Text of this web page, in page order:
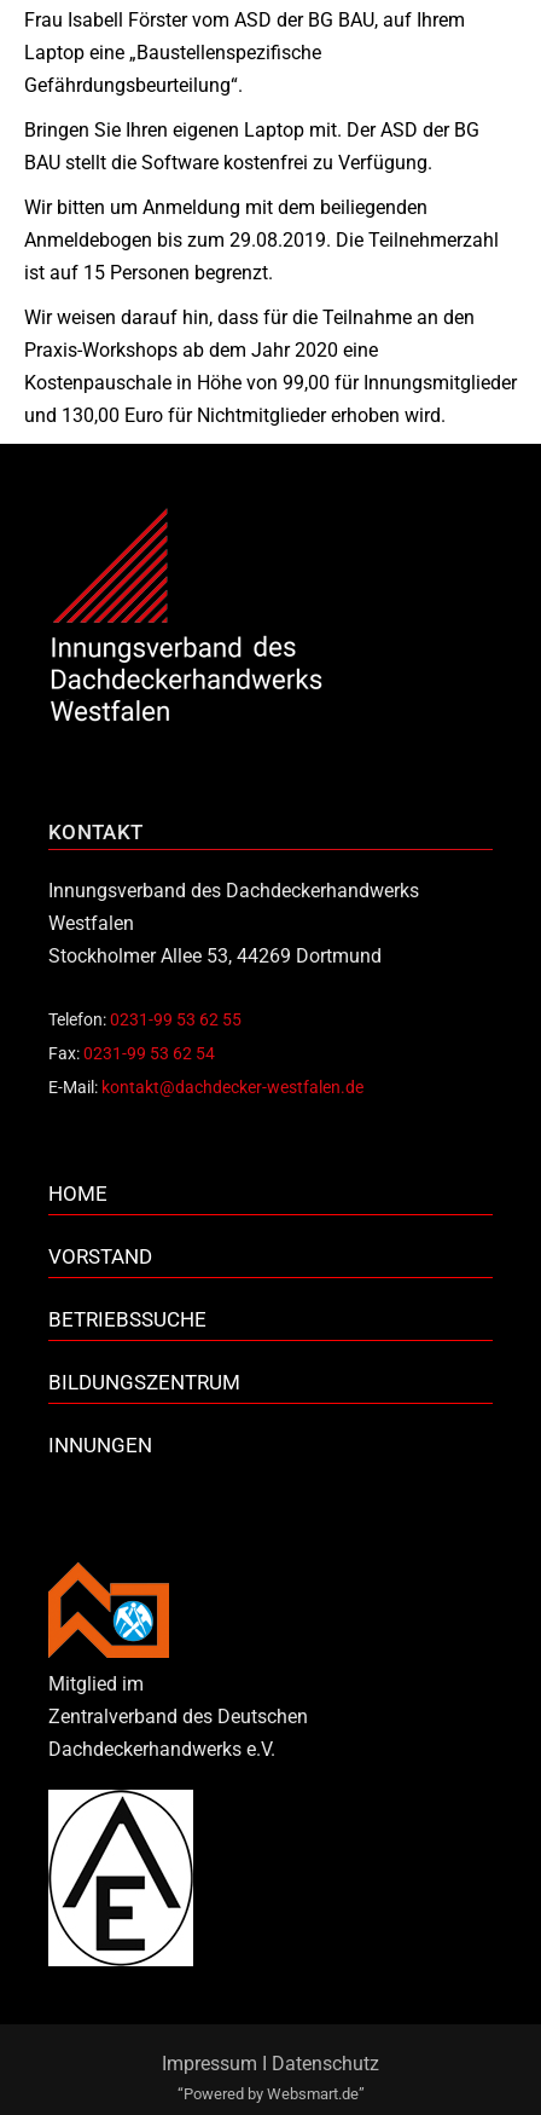
Frau Isabell Förster vom ASD der BG BAU, auf Ihrem
Laptop eine „Baustellenspezifische
Gefährdungsbeurteilung“.
Bringen Sie Ihren eigenen Laptop mit. Der ASD der BG
BAU stellt die Software kostenfrei zu Verfügung.
Wir bitten um Anmeldung mit dem beiliegenden
Anmeldebogen bis zum 29.08.2019. Die Teilnehmerzahl
ist auf 15 Personen begrenzt.
Wir weisen darauf hin, dass für die Teilnahme an den
Praxis-Workshops ab dem Jahr 2020 eine
Kostenpauschale in Höhe von 99,00 für Innungsmitglieder
und 130,00 Euro für Nichtmitglieder erhoben wird.
KONTAKT
Innungsverband des Dachdeckerhandwerks
Westfalen
Stockholmer Allee 53, 44269 Dortmund
Telefon:0231-99 53 62 55
Fax:0231-99 53 62 54
E-Mail: kontakt@dachdecker-westfalen.de
HOME
VORSTAND
BETRIEBSSUCHE
BILDUNGSZENTRUM
INNUNGEN
Mitglied im
Zentralverband des Deutschen
Dachdeckerhandwerks e.V.
Impressum I Datenschutz
“Powered by Websmart.de”